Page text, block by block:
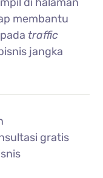
membantu
traffic
jangka
gratis